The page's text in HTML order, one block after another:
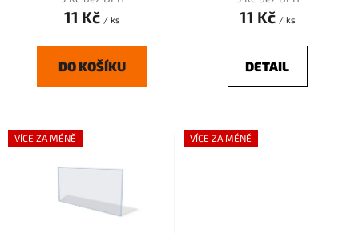
11 Kč / ks
DO KOŠÍKU
11 Kč / ks
DETAIL
VÍCE ZA MÉNĚ VÍCE ZA MÉNĚ